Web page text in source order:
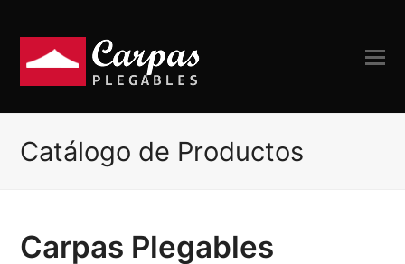
Catálogo de Productos
Carpas Plegables